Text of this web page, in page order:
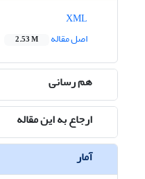
اصل مقاله
2.53 M
هم رسانی
ارجاع به این مقاله
آمار